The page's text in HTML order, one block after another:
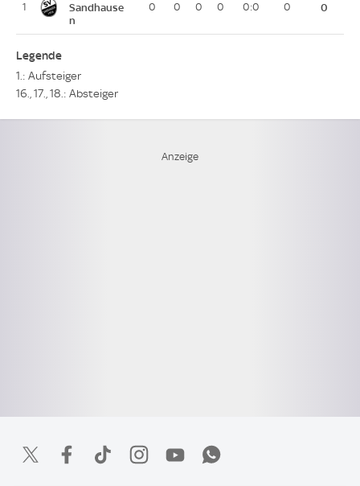
1
Sandhause
n
0 0 0 0 0:0 0 0
Legende
1.: Aufsteiger
16., 17., 18.: Absteiger